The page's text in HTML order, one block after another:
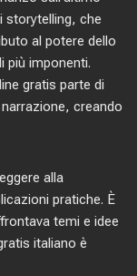
storytelling, che
al potere dello
più imponenti.
gratis parte di
creando
alla
pratiche. È
temi e idee
italiano è